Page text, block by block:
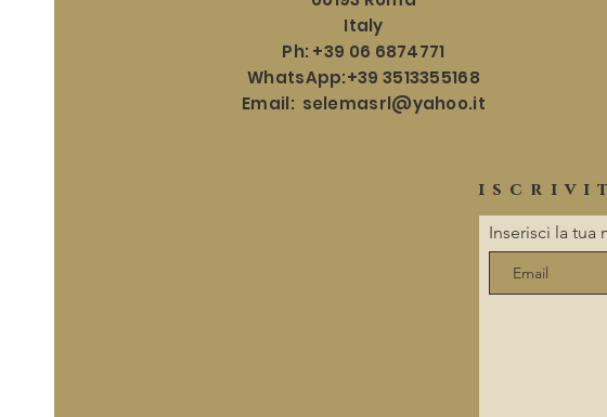
Italy
Ph: +39 06 6874771
WhatsApp:+39 3513355168
Email: selemasrl@yahoo.it
Inserisci la tua